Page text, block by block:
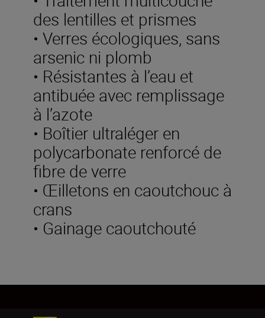
des lentilles et prismes
• Verres écologiques, sans
arsenic ni plomb
• Résistantes à l’eau et
antibuée avec remplissage
à l’azote
• Boîtier ultraléger en
polycarbonate renforcé de
fibre de verre
• Œilletons en caoutchouc à
crans
• Gainage caoutchouté